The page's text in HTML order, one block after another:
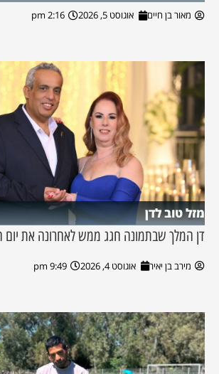
מאור בן חיים אוגוסט 5, 2026 2:16 pm
מזל טוב לדן
דן המלך שבתמונה חגג ממש לאחרונה את יום
מירב בן יאיר אוגוסט 4, 2026 9:49 pm